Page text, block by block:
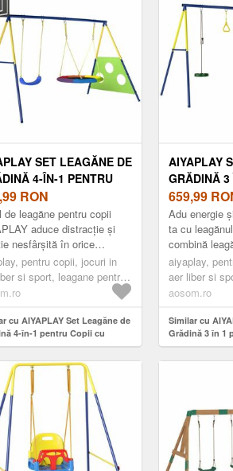
SET LEAGĂNE DE
4-ÎN-1 PENTRU
CU LEAGĂNE DUBLE,
DE BASCHET, POARTĂ
CADRU
ÎN FORMĂ DE A,
150 KG,
EXTERIOR, 3-8 ANI,
CM | AOSOM
RON
de leagăne pentru copii
aduce distracție și
nesfârșită în orice
cu o structură robustă și
la rugină, pent...
pentru copii, jocuri in
si sport, leagane pentru
cu AIYAPLAY Set Leagăne de
4-în-1 pentru Copii cu
Duble, Coș de Baschet,
de Fotbal, Cadru Metalic în
de A, Capacitate 150 kg,
Exterior, 3-8 Ani, 288x160x220
Romania
AIYAPLAY
GRĂDINĂ
COPII CU
PICIOARE,
OȚEL,
PENTRU
150KG,
659,99
Adu energie
ta cu
combină
picioare și
Fabricat din
aiyaplay,
aer liber si
copii
aosom.ro
Similar cu
Grădină 3 în 1
Leagăn în
Cadru A din